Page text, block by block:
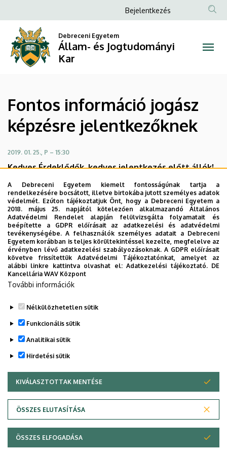
információ
jogász
képzésre
jelentkezőknek
Állam-
és
Kar
a
tartalomra
Anonim
fiók
menüje
Bejelentkezés
Debreceni Egyetem
Állam- és Jogtudományi
Kar
Fontos információ jogász
képzésre jelentkezőknek
2019. 01. 25., P – 15:30
Kedves Érdeklődők, kedves jelentkezés előtt állók!
Szeretnénk figyelmükbe ajánlani, hogy 2019-ben a magyar
állami ösztöndíjas képzésre történő felvételhez jogász
osztatlan képzésen aminimális felvételi követelmény
440 pont. Ez egyértelmű csökkenés a korábbiakhoz
képest!
Ez azt jelenti, hogy a jelentkezők most nagyobb eséllyel
kerülhetnek be állami ösztöndíjas képzésbe a Debreceni
Egyetem Állam- és Jogtudományi Karán, az ország egyik
legjobb vidéki jogi képzőhelyén.
Ragadja meg a lehetőséget! Barátságos környezettel,
színvonalas oktatással és számos szakmai lehetőséggel
várjuk a hozzánk jelentkezőket!
További információk ezen az oldalon olvashatók:
https://jog.unideb.hu/hu/felveteli-informaciok
Legutóbbi frissítés:
Adatvédelem
Copyright © 2026 Unideb
A Debreceni Egyetem kiemelt fontosságúnak tartja a
rendelkezésére bocsátott, illetve birtokába jutott személyes adatok
védelmét. Ezúton tájékoztatjuk Önt, hogy a Debreceni Egyetem a
2018. május 25. napjától kötelezően alkalmazandó Általános
Adatvédelmi Rendelet alapján felülvizsgálta folyamatait és
beépítette a GDPR előírásait az adatkezelési és adatvédelmi
tevékenységébe. A felhasználók személyes adatait a Debreceni
Egyetem korábban is teljes körültekintéssel kezelte, megfelelve az
érvényben lévő adatkezelési szabályozásoknak. A GDPR előírásait
követve frissítettük Adatvédelmi Tájékoztatónkat, amelyet az
alábbi linkre kattintva olvashat el:Adatkezelési tájékoztató. DE
Kancellária WAV Központ
További információk
Nélkülözhetetlen sütik
Funkcionális sütik
Analitikai sütik
Hirdetési sütik
KIVÁLASZTOTTAK MENTÉSE
ÖSSZES ELUTASÍTÁSA
WITHDRAW CONSENT
ÖSSZES ELFOGADÁSA